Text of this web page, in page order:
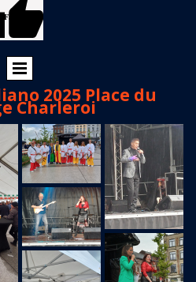
Facebook
2025 Place du
Charleroi